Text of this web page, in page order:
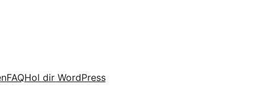
FAQHol dir WordPress